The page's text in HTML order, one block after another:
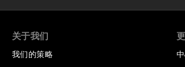
关于我们
我们的策略